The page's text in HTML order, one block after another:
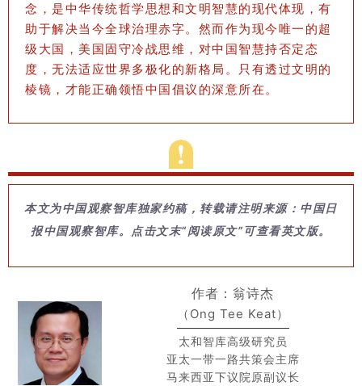
念，是中华传统哲学思想和文明智慧的现代体现，有
助于解决当今全球治理赤字。然而作为现今唯一的超
级大国，美国固守冷战思维，对中国智慧持否定态
度，无法适应世界多极化的新格局。只有透过文明的
棱镜，才能正确领悟中国倡议的深意所在。
本文为中国观察智库独家约稿，转载请注明来源：中国日
报中国观察智库。点击文末“阅读原文”可查看英文版。
作者：翁诗杰
（Ong Tee Keat）
太和智库高级研究员
亚太一带一路共策会主席
马来西亚下议院原副议长